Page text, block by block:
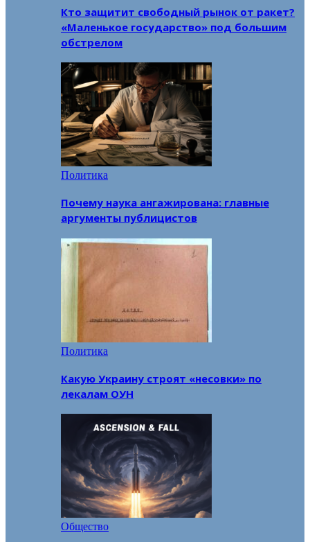
Кто защитит свободный рынок от ракет?
«Маленькое государство» под большим
обстрелом
Политика
Почему наука ангажирована: главные
аргументы публицистов
Политика
Какую Украину строят «несовки» по
лекалам ОУН
Общество